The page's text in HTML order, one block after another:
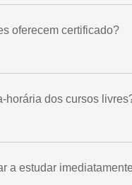
oferecem certificado?
horária dos cursos
a estudar